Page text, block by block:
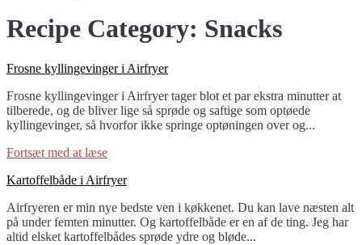
Recipe Category: Snacks
link
Frosne
kyllingevinger
i
Frosne kyllingevinger i Airfryer
Frosne kyllingevinger i Airfryer tager blot et par ekstra minutter at
tilberede, og de bliver lige så sprøde og saftige som optøede
kyllingevinger, så hvorfor ikke springe optøningen over og...
Fortsæt med at læse
link
Kartoffelbåde
i
Airfryer
Kartoffelbåde i Airfryer
Airfryeren er min nye bedste ven i køkkenet. Du kan lave næsten alt
på under femten minutter. Og kartoffelbåde er en af de ting. Jeg har
altid elsket kartoffelbådes sprøde ydre og bløde...